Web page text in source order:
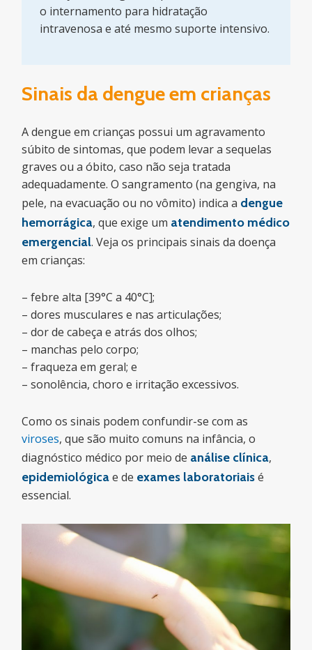
o internamento para hidratação
intravenosa e até mesmo suporte intensivo.
Sinais da dengue em crianças
A dengue em crianças possui um agravamento
súbito de sintomas, que podem levar a sequelas
graves ou a óbito, caso não seja tratada
adequadamente. O sangramento (na gengiva, na
pele, na evacuação ou no vômito) indica a dengue
hemorrágica, que exige um atendimento médico
emergencial. Veja os principais sinais da doença
em crianças:
– febre alta [39°C a 40°C];
– dores musculares e nas articulações;
– dor de cabeça e atrás dos olhos;
– manchas pelo corpo;
– fraqueza em geral; e
– sonolência, choro e irritação excessivos.
Como os sinais podem confundir-se com as
viroses, que são muito comuns na infância, o
diagnóstico médico por meio de análise clínica,
epidemiológicae de exames laboratoriaisé
essencial.